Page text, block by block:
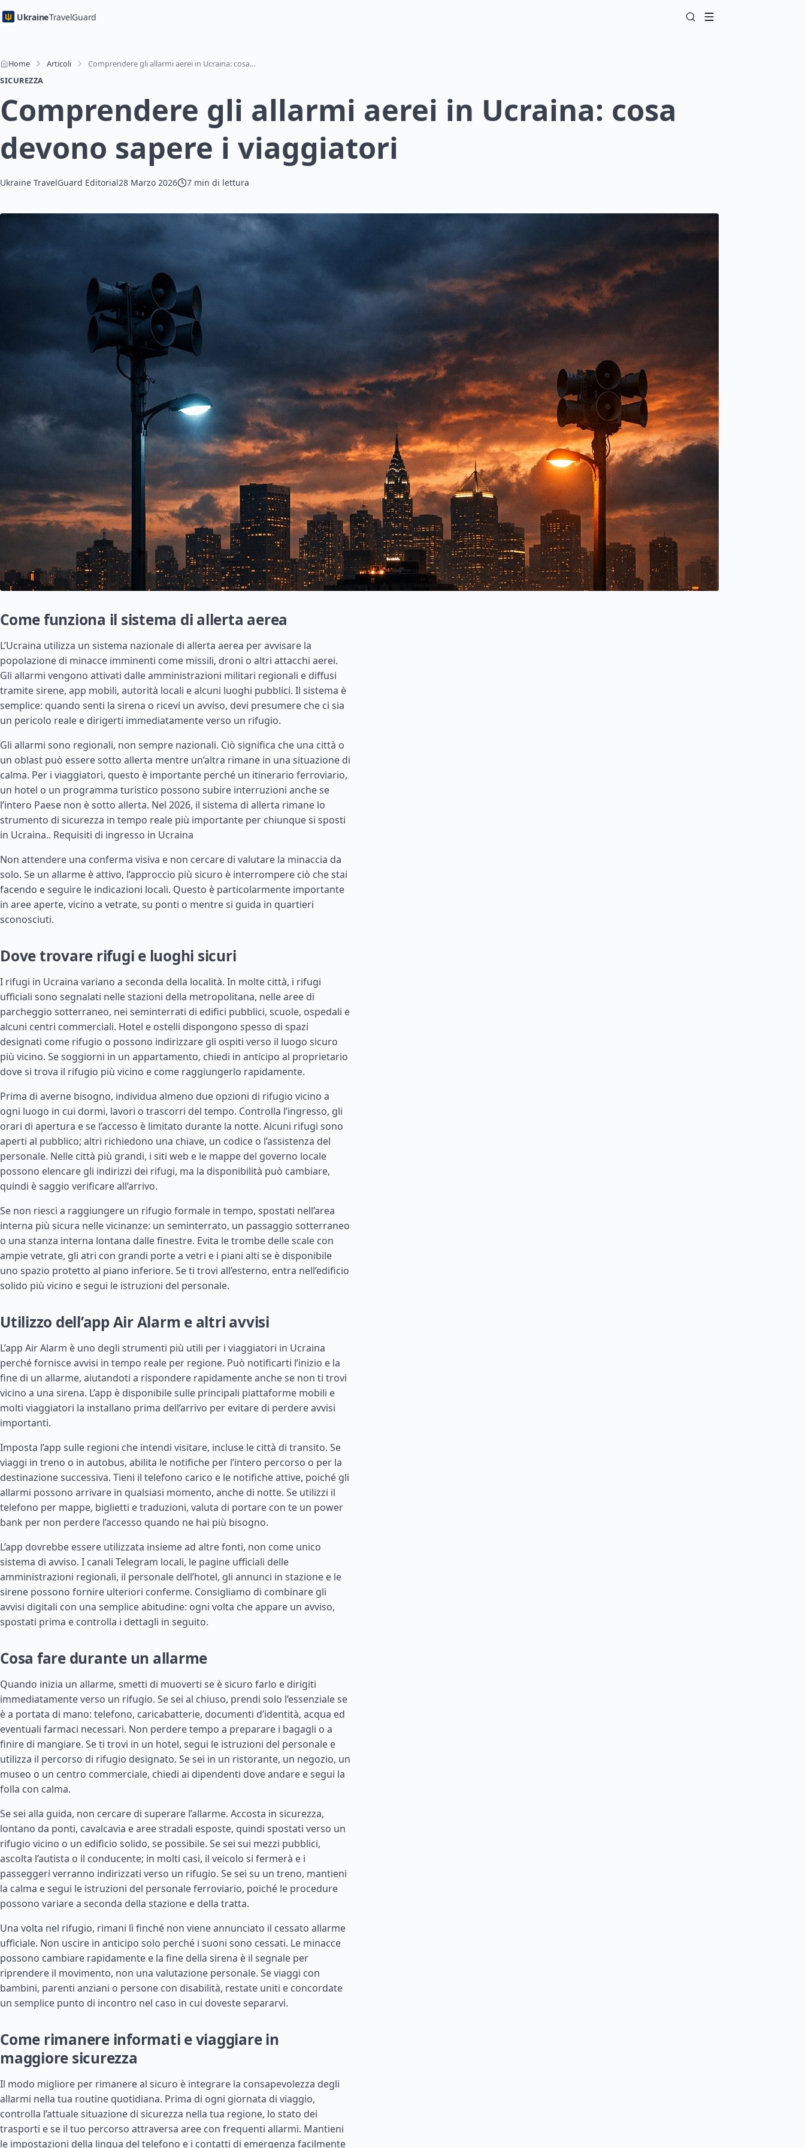
UkraineTravelGuard
Home Articoli
Comprendere gli allarmi aerei in Ucraina: cosa devono sapere i viaggiatori
SICUREZZA
Comprendere gli allarmi aerei in Ucraina: cosa
devono sapere i viaggiatori
Ukraine TravelGuard Editorial28 Marzo 2026 7 min di lettura
Come funziona il sistema di allerta aerea
L’Ucraina utilizza un sistema nazionale di allerta aerea per avvisare la
popolazione di minacce imminenti come missili, droni o altri attacchi aerei.
Gli allarmi vengono attivati dalle amministrazioni militari regionali e diffusi
tramite sirene, app mobili, autorità locali e alcuni luoghi pubblici. Il sistema è
semplice: quando senti la sirena o ricevi un avviso, devi presumere che ci sia
un pericolo reale e dirigerti immediatamente verso un rifugio.
Gli allarmi sono regionali, non sempre nazionali. Ciò significa che una città o
un oblast può essere sotto allerta mentre un’altra rimane in una situazione di
calma. Per i viaggiatori, questo è importante perché un itinerario ferroviario,
un hotel o un programma turistico possono subire interruzioni anche se
l’intero Paese non è sotto allerta. Nel 2026, il sistema di allerta rimane lo
strumento di sicurezza in tempo reale più importante per chiunque si sposti
in Ucraina.. Requisiti di ingresso in Ucraina
Non attendere una conferma visiva e non cercare di valutare la minaccia da
solo. Se un allarme è attivo, l’approccio più sicuro è interrompere ciò che stai
facendo e seguire le indicazioni locali. Questo è particolarmente importante
in aree aperte, vicino a vetrate, su ponti o mentre si guida in quartieri
sconosciuti.
Dove trovare rifugi e luoghi sicuri
I rifugi in Ucraina variano a seconda della località. In molte città, i rifugi
ufficiali sono segnalati nelle stazioni della metropolitana, nelle aree di
parcheggio sotterraneo, nei seminterrati di edifici pubblici, scuole, ospedali e
alcuni centri commerciali. Hotel e ostelli dispongono spesso di spazi
designati come rifugio o possono indirizzare gli ospiti verso il luogo sicuro
più vicino. Se soggiorni in un appartamento, chiedi in anticipo al proprietario
dove si trova il rifugio più vicino e come raggiungerlo rapidamente.
Prima di averne bisogno, individua almeno due opzioni di rifugio vicino a
ogni luogo in cui dormi, lavori o trascorri del tempo. Controlla l’ingresso, gli
orari di apertura e se l’accesso è limitato durante la notte. Alcuni rifugi sono
aperti al pubblico; altri richiedono una chiave, un codice o l’assistenza del
personale. Nelle città più grandi, i siti web e le mappe del governo locale
possono elencare gli indirizzi dei rifugi, ma la disponibilità può cambiare,
quindi è saggio verificare all’arrivo.
Se non riesci a raggiungere un rifugio formale in tempo, spostati nell’area
interna più sicura nelle vicinanze: un seminterrato, un passaggio sotterraneo
o una stanza interna lontana dalle finestre. Evita le trombe delle scale con
ampie vetrate, gli atri con grandi porte a vetri e i piani alti se è disponibile
uno spazio protetto al piano inferiore. Se ti trovi all’esterno, entra nell’edificio
solido più vicino e segui le istruzioni del personale.
Utilizzo dell’app Air Alarm e altri avvisi
L’app Air Alarm è uno degli strumenti più utili per i viaggiatori in Ucraina
perché fornisce avvisi in tempo reale per regione. Può notificarti l’inizio e la
fine di un allarme, aiutandoti a rispondere rapidamente anche se non ti trovi
vicino a una sirena. L’app è disponibile sulle principali piattaforme mobili e
molti viaggiatori la installano prima dell’arrivo per evitare di perdere avvisi
importanti.
Imposta l’app sulle regioni che intendi visitare, incluse le città di transito. Se
viaggi in treno o in autobus, abilita le notifiche per l’intero percorso o per la
destinazione successiva. Tieni il telefono carico e le notifiche attive, poiché gli
allarmi possono arrivare in qualsiasi momento, anche di notte. Se utilizzi il
telefono per mappe, biglietti e traduzioni, valuta di portare con te un power
bank per non perdere l’accesso quando ne hai più bisogno.
L’app dovrebbe essere utilizzata insieme ad altre fonti, non come unico
sistema di avviso. I canali Telegram locali, le pagine ufficiali delle
amministrazioni regionali, il personale dell’hotel, gli annunci in stazione e le
sirene possono fornire ulteriori conferme. Consigliamo di combinare gli
avvisi digitali con una semplice abitudine: ogni volta che appare un avviso,
spostati prima e controlla i dettagli in seguito.
Cosa fare durante un allarme
Quando inizia un allarme, smetti di muoverti se è sicuro farlo e dirigiti
immediatamente verso un rifugio. Se sei al chiuso, prendi solo l’essenziale se
è a portata di mano: telefono, caricabatterie, documenti d’identità, acqua ed
eventuali farmaci necessari. Non perdere tempo a preparare i bagagli o a
finire di mangiare. Se ti trovi in un hotel, segui le istruzioni del personale e
utilizza il percorso di rifugio designato. Se sei in un ristorante, un negozio, un
museo o un centro commerciale, chiedi ai dipendenti dove andare e segui la
folla con calma.
Se sei alla guida, non cercare di superare l’allarme. Accosta in sicurezza,
lontano da ponti, cavalcavia e aree stradali esposte, quindi spostati verso un
rifugio vicino o un edificio solido, se possibile. Se sei sui mezzi pubblici,
ascolta l’autista o il conducente; in molti casi, il veicolo si fermerà e i
passeggeri verranno indirizzati verso un rifugio. Se sei su un treno, mantieni
la calma e segui le istruzioni del personale ferroviario, poiché le procedure
possono variare a seconda della stazione e della tratta.
Una volta nel rifugio, rimani lì finché non viene annunciato il cessato allarme
ufficiale. Non uscire in anticipo solo perché i suoni sono cessati. Le minacce
possono cambiare rapidamente e la fine della sirena è il segnale per
riprendere il movimento, non una valutazione personale. Se viaggi con
bambini, parenti anziani o persone con disabilità, restate uniti e concordate
un semplice punto di incontro nel caso in cui doveste separarvi.
Come rimanere informati e viaggiare in
maggiore sicurezza
Il modo migliore per rimanere al sicuro è integrare la consapevolezza degli
allarmi nella tua routine quotidiana. Prima di ogni giornata di viaggio,
controlla l’attuale situazione di sicurezza nella tua regione, lo stato dei
trasporti e se il tuo percorso attraversa aree con frequenti allarmi. Mantieni
le impostazioni della lingua del telefono e i contatti di emergenza facilmente